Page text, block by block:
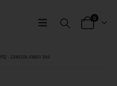
0
PS2 – ZAWIERA KWASY BHA